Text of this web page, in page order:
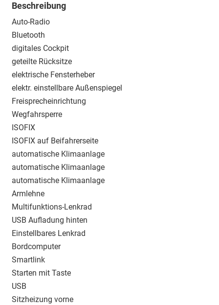
Beschreibung
Auto-Radio
Bluetooth
digitales Cockpit
geteilte Rücksitze
elektrische Fensterheber
elektr. einstellbare Außenspiegel
Freisprecheinrichtung
Wegfahrsperre
ISOFIX
ISOFIX auf Beifahrerseite
automatische Klimaanlage
automatische Klimaanlage
automatische Klimaanlage
Armlehne
Multifunktions-Lenkrad
USB Aufladung hinten
Einstellbares Lenkrad
Bordcomputer
Smartlink
Starten mit Taste
USB
Sitzheizung vorne